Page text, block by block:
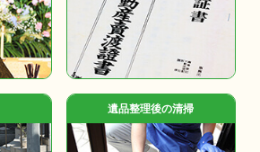
遺品整理後の清掃